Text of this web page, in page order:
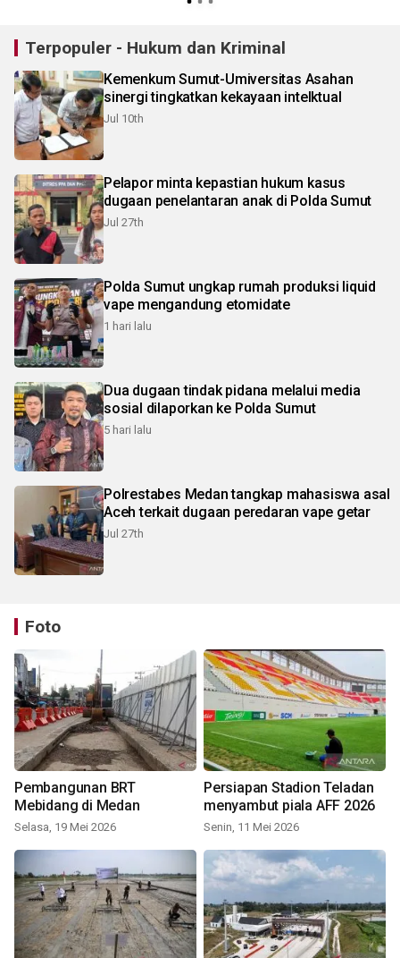
Terpopuler - Hukum dan Kriminal
Kemenkum Sumut-Umiversitas Asahan
sinergi tingkatkan kekayaan intelktual
Jul 10th
Pelapor minta kepastian hukum kasus
dugaan penelantaran anak di Polda Sumut
Jul 27th
Polda Sumut ungkap rumah produksi liquid
vape mengandung etomidate
1 hari lalu
Dua dugaan tindak pidana melalui media
sosial dilaporkan ke Polda Sumut
5 hari lalu
Polrestabes Medan tangkap mahasiswa asal
Aceh terkait dugaan peredaran vape getar
Jul 27th
Foto
Pembangunan BRT
Mebidang di Medan
Selasa, 19 Mei 2026
Persiapan Stadion Teladan
menyambut piala AFF 2026
Senin, 11 Mei 2026